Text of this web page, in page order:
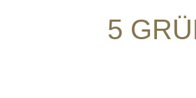
5